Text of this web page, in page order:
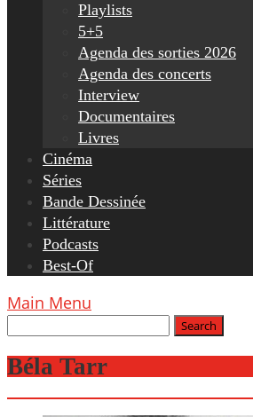
Playlists
5+5
Agenda des sorties 2026
Agenda des concerts
Interview
Documentaires
Livres
Cinéma
Séries
Bande Dessinée
Littérature
Podcasts
Best-Of
Main Menu
Béla Tarr